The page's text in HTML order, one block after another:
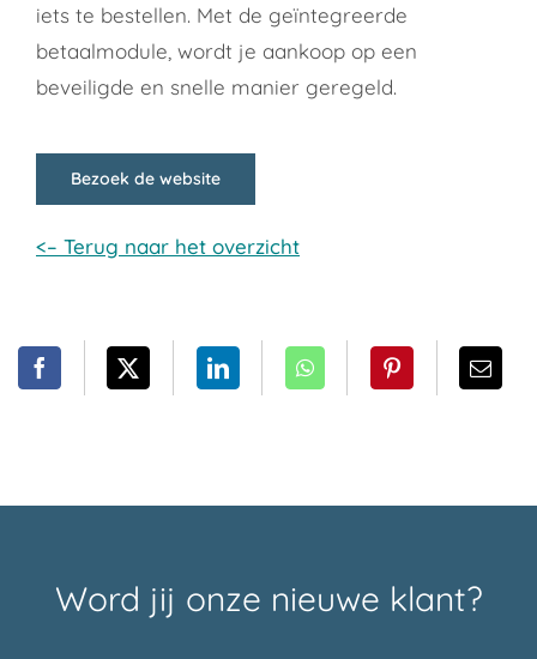
iets te bestellen. Met de geïntegreerde
betaalmodule, wordt je aankoop op een
beveiligde en snelle manier geregeld.
Bezoek de website
<– Terug naar het overzicht
Word jij onze nieuwe klant?